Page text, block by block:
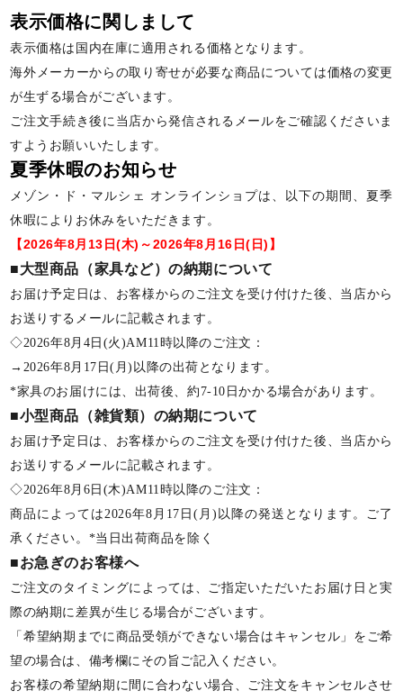
表示価格に関しまして
表示価格は国内在庫に適用される価格となります。
海外メーカーからの取り寄せが必要な商品については価格の変更
が生ずる場合がございます。
ご注文手続き後に当店から発信されるメールをご確認くださいま
すようお願いいたします。
夏季休暇のお知らせ
メゾン・ド・マルシェ オンラインショプは、以下の期間、夏季
休暇によりお休みをいただきます。
【2026年8月13日(木)～2026年8月16日(日)】
■大型商品（家具など）の納期について
お届け予定日は、お客様からのご注文を受け付けた後、当店から
お送りするメールに記載されます。
◇2026年8月4日(火)AM11時以降のご注文：
→2026年8月17日(月)以降の出荷となります。
*家具のお届けには、出荷後、約7-10日かかる場合があります。
■小型商品（雑貨類）の納期について
お届け予定日は、お客様からのご注文を受け付けた後、当店から
お送りするメールに記載されます。
◇2026年8月6日(木)AM11時以降のご注文：
商品によっては2026年8月17日(月)以降の発送となります。ご了
承ください。*当日出荷商品を除く
■お急ぎのお客様へ
ご注文のタイミングによっては、ご指定いただいたお届け日と実
際の納期に差異が生じる場合がございます。
「希望納期までに商品受領ができない場合はキャンセル」をご希
望の場合は、備考欄にその旨ご記入ください。
お客様の希望納期に間に合わない場合、ご注文をキャンセルさせ